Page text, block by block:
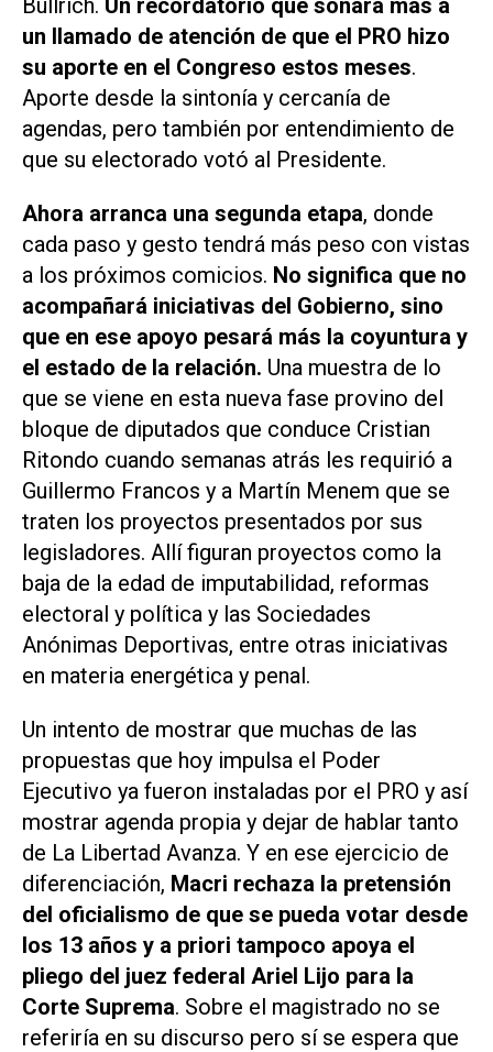
Bullrich. Un recordatorio que sonará más a
un llamado de atención de que el PRO hizo
su aporte en el Congreso estos meses.
Aporte desde la sintonía y cercanía de
agendas, pero también por entendimiento de
que su electorado votó al Presidente.
Ahora arranca una segunda etapa, donde
cada paso y gesto tendrá más peso con vistas
a los próximos comicios. No significa que no
acompañará iniciativas del Gobierno, sino
que en ese apoyo pesará más la coyuntura y
el estado de la relación. Una muestra de lo
que se viene en esta nueva fase provino del
bloque de diputados que conduce Cristian
Ritondo cuando semanas atrás les requirió a
Guillermo Francos y a Martín Menem que se
traten los proyectos presentados por sus
legisladores. Allí figuran proyectos como la
baja de la edad de imputabilidad, reformas
electoral y política y las Sociedades
Anónimas Deportivas, entre otras iniciativas
en materia energética y penal.
Un intento de mostrar que muchas de las
propuestas que hoy impulsa el Poder
Ejecutivo ya fueron instaladas por el PRO y así
mostrar agenda propia y dejar de hablar tanto
de La Libertad Avanza. Y en ese ejercicio de
diferenciación, Macri rechaza la pretensión
del oficialismo de que se pueda votar desde
los 13 años y a priori tampoco apoya el
pliego del juez federal Ariel Lijo para la
Corte Suprema. Sobre el magistrado no se
referiría en su discurso pero sí se espera que